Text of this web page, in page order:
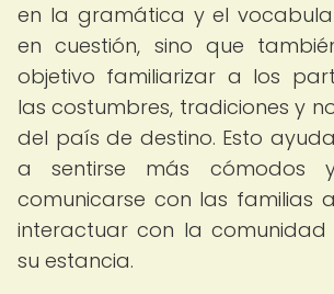
en la gramática y el
en cuestión, sino que
objetivo familiarizar a los
las costumbres, tradiciones y
del país de destino. Esto
a sentirse más cómodos
comunicarse con las familias
interactuar con la
su estancia.